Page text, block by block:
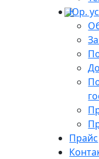
Юр.
Прайс